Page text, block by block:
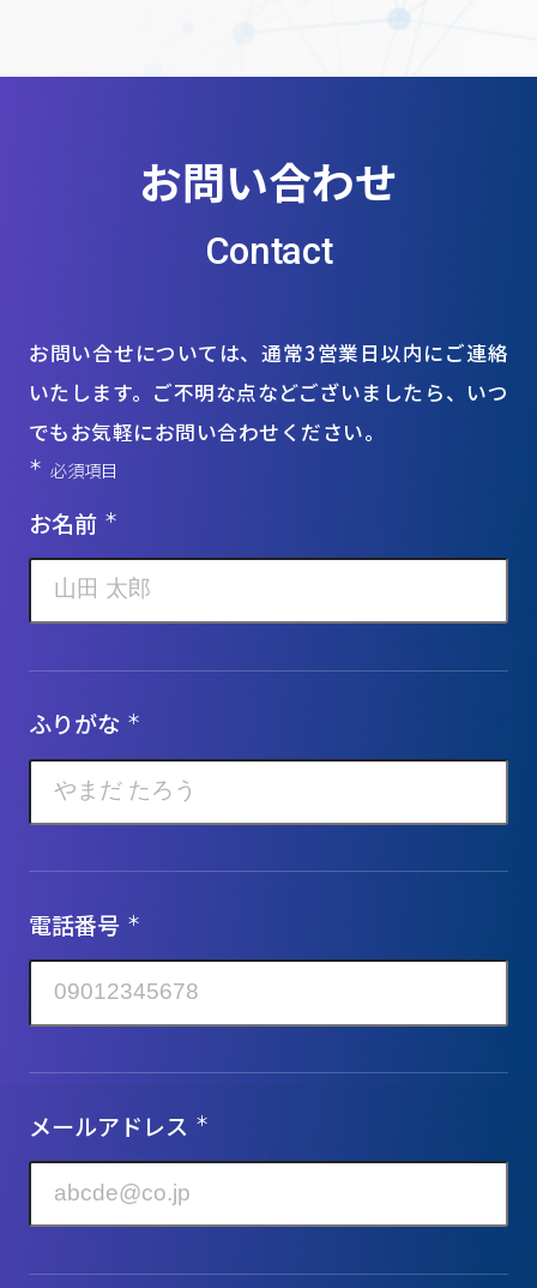
お問い合わせ
Contact
お問い合せについては、通常3営業日以内にご連絡
いたします。ご不明な点などございましたら、いつ
でもお気軽にお問い合わせください。
＊ 必須項目
お名前 ＊
ふりがな ＊
電話番号 ＊
メールアドレス ＊